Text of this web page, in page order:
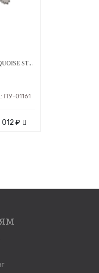
БАНАН 1.6 ММ BIG HEART TURQUOISE STEEL CRYSTAL ВНУТРЕННЯЯ РЕЗЬБА ТИТАН
ПУ-01161
012 ₽